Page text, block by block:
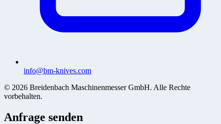
info@bm-knives.com
© 2026 Breidenbach Maschinenmesser GmbH. Alle Rechte
vorbehalten.
Anfrage senden